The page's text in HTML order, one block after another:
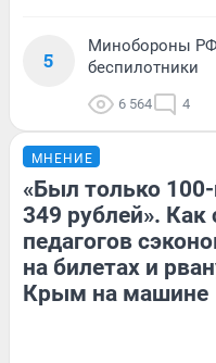
5
Минобороны
беспилотники
6 564 4
МНЕНИЕ
«Был только
349 рублей». Как
педагогов
на билетах и
Крым на машине